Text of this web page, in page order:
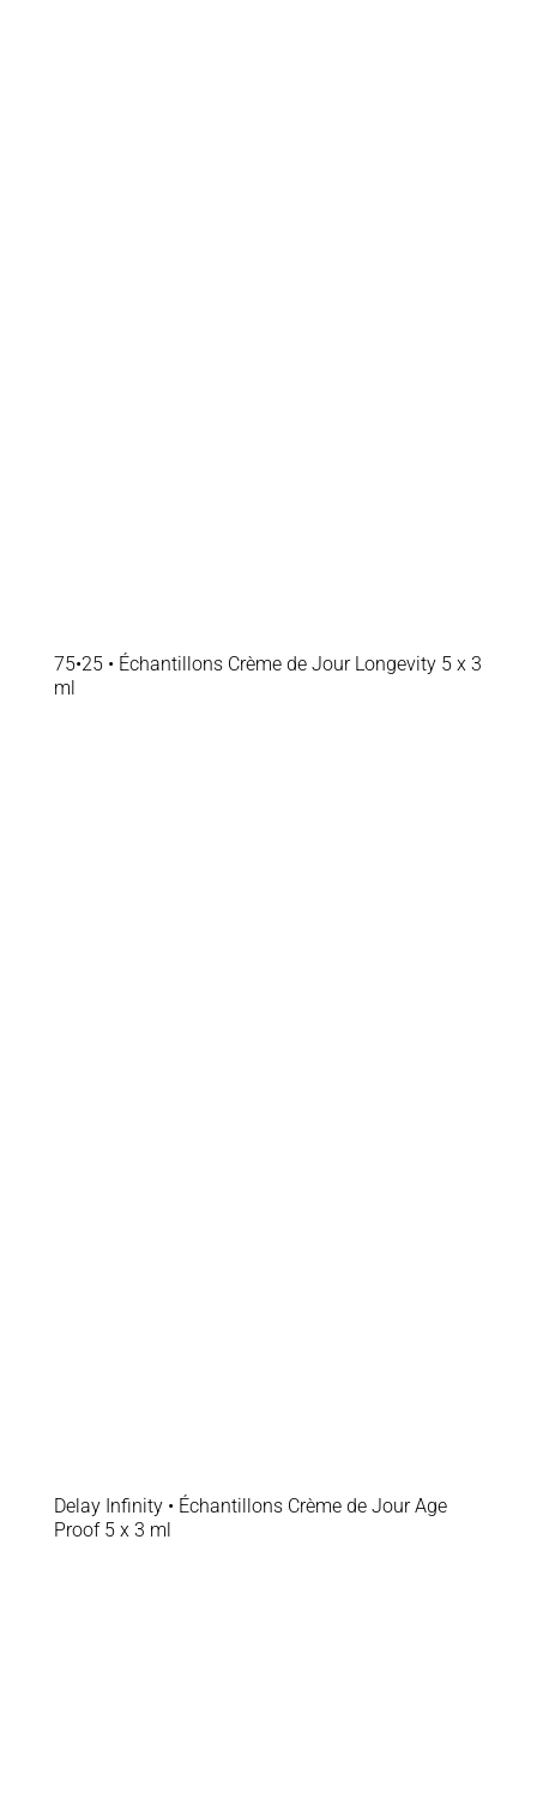
75•25 • Échantillons Crème de Jour Longevity 5 x 3
ml
Delay Infinity • Échantillons Crème de Jour Age
Proof 5 x 3 ml